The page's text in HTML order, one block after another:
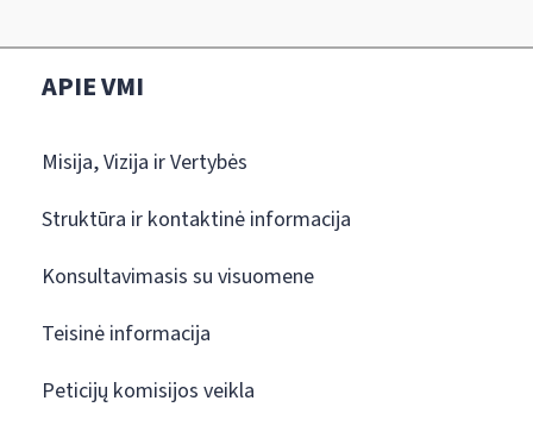
APIE VMI
Misija, Vizija ir Vertybės
Struktūra ir kontaktinė informacija
Konsultavimasis su visuomene
Teisinė informacija
Peticijų komisijos veikla